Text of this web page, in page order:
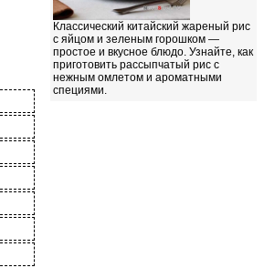
Классический китайский жареный рис
с яйцом и зеленым горошком —
простое и вкусное блюдо. Узнайте, как
приготовить рассыпчатый рис с
нежным омлетом и ароматными
специями.